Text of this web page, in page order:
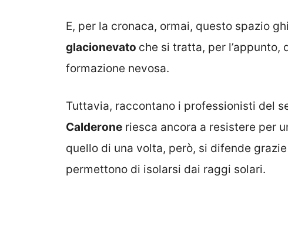
E, per la cronaca, ormai, questo spazio
glacionevato che si tratta, per l’appunto,
formazione nevosa.
Tuttavia, raccontano i professionisti del
Calderone riesca ancora a resistere per
quello di una volta, però, si difende
permettono di isolarsi dai raggi solari.